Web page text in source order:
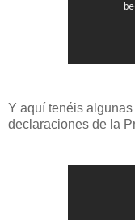
Y aquí tenéis algunas
declaraciones de la